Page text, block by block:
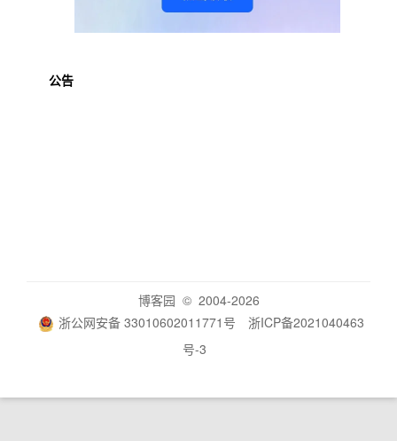
公告
博客园 © 2004-2026
浙公网安备 33010602011771号
浙ICP备2021040463
号-3